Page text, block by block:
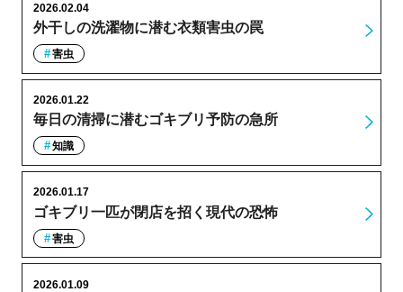
外干しの洗濯物に潜む衣類害虫の罠
2026.02.04
害虫
毎日の清掃に潜むゴキブリ予防の急所
2026.01.22
知識
ゴキブリ一匹が閉店を招く現代の恐怖
2026.01.17
害虫
2026.01.09